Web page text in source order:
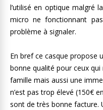
l’utilisé en optique malgré
micro ne fonctionnant
problème à signaler.
En bref ce casque propose
bonne qualité pour ceux
famille mais aussi une
n’est pas trop élevé (150€
sont de très bonne facture.